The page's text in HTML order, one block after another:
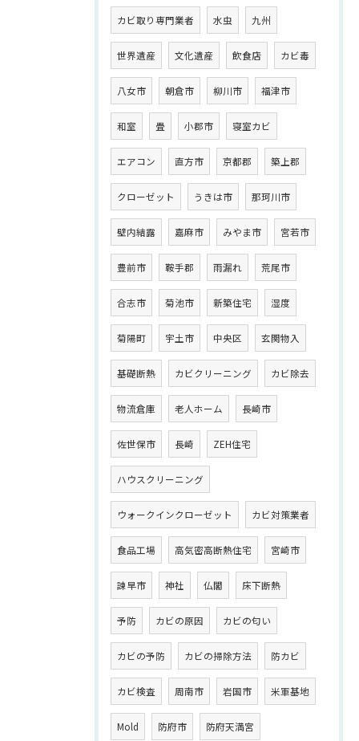
カビ取り専門業者 水虫 九州
世界遺産 文化遺産 飲食店 カビ毒
八女市 朝倉市 柳川市 福津市
和室 畳 小郡市 寝室カビ
エアコン 直方市 京都郡 築上郡
クローゼット うきは市 那珂川市
壁内結露 嘉麻市 みやま市 宮若市
豊前市 鞍手郡 雨漏れ 荒尾市
合志市 菊池市 新築住宅 湿度
菊陽町 宇土市 中央区 玄関物入
基礎断熱 カビクリーニング カビ除去
物流倉庫 老人ホーム 長崎市
佐世保市 長崎 ZEH住宅
ハウスクリーニング
ウォークインクローゼット カビ対策業者
食品工場 高気密高断熱住宅 宮崎市
諫早市 神社 仏閣 床下断熱
予防 カビの原因 カビの匂い
カビの予防 カビの掃除方法 防カビ
カビ検査 周南市 岩国市 米軍基地
Mold 防府市 防府天満宮